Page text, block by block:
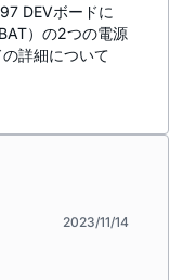
DEVボードに
）の2つの電源
詳細について
2023/11/14